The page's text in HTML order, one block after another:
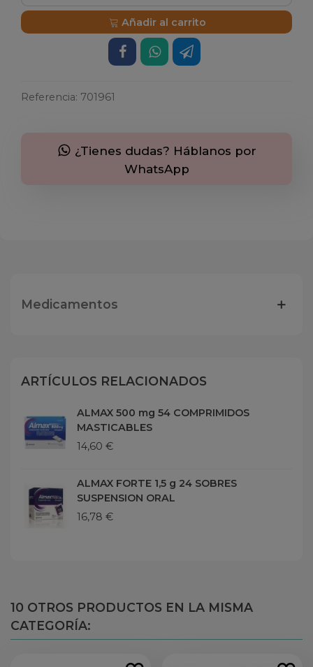
Añadir al carrito
Referencia: 701961
¿Tienes dudas? Háblanos por
WhatsApp
Medicamentos
ARTÍCULOS RELACIONADOS
ALMAX 500 mg 54 COMPRIMIDOS
MASTICABLES
14,60 €
ALMAX FORTE 1,5 g 24 SOBRES
SUSPENSION ORAL
16,78 €
10 OTROS PRODUCTOS EN LA MISMA
CATEGORÍA: